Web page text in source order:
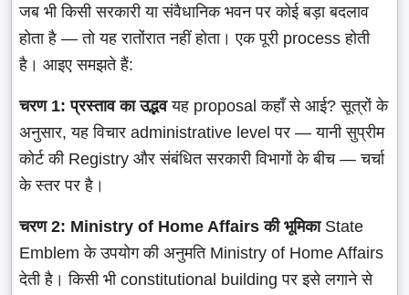
जब भी किसी सरकारी या संवैधानिक भवन पर कोई बड़ा बदलाव
होता है — तो यह रातोंरात नहीं होता। एक पूरी process होती
है। आइए समझते हैं:
चरण 1: प्रस्ताव का उद्भवयह proposal कहाँ से आई? सूत्रों के
अनुसार, यह विचार administrative level पर — यानी सुप्रीम
कोर्ट की Registry और संबंधित सरकारी विभागों के बीच — चर्चा
के स्तर पर है।
चरण 2: Ministry of Home Affairs की भूमिकाState
Emblem के उपयोग की अनुमति Ministry of Home Affairs
देती है। किसी भी constitutional building पर इसे लगाने से